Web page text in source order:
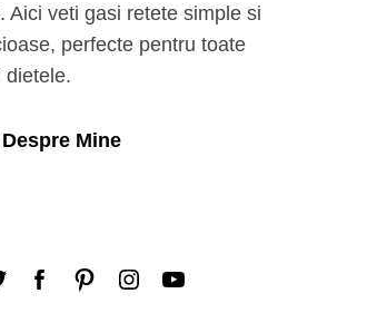
. Aici veti gasi retete simple si
perfecte pentru toate
dietele.
Mine